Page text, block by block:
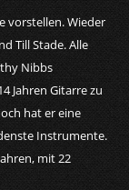
vorstellen. Wieder
Till Stade. Alle
Nibbs
Jahren Gitarre zu
hat er eine
Instrumente.
mit 22